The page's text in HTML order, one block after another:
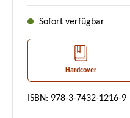
Sofort verfügbar
Hardcover
ISBN: 978-3-7432-1216-9